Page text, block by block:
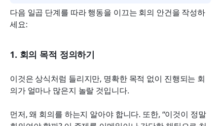
다음 일곱 단계를 따라 행동을 이끄는 회의 안건을 작성하
세요:
1. 회의 목적 정의하기
이것은 상식처럼 들리지만, 명확한 목적 없이 진행되는 회
의가 얼마나 많은지 놀랄 것입니다.
먼저, 왜 회의를 하는지 알아야 합니다. 또한, “이것이 정말